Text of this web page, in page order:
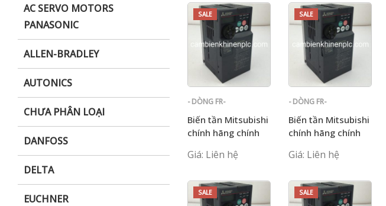
AC SERVO MOTORS
PANASONIC
ALLEN-BRADLEY
AUTONICS
CHƯA PHÂN LOẠI
DANFOSS
DELTA
EUCHNER
SALE
- DÒNG FR-
Biến tần Mitsubishi
chính hãng chính
Giá: Liên hệ
SALE
- DÒNG FR-
Biến tần Mitsubishi
chính hãng chính
Giá: Liên hệ
SALE SALE
XNK